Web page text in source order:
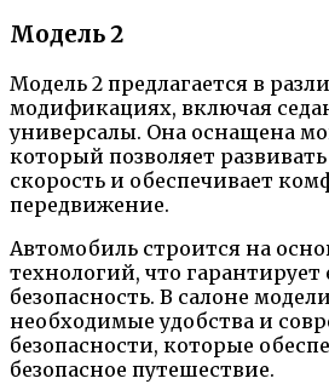
Модель 2
Модель 2 предлагается в
модификациях, включая
универсалы. Она оснащена
который позволяет
скорость и обеспечивает
передвижение.
Автомобиль строится на
технологий, что гарантирует
безопасность. В салоне
необходимые удобства и
безопасности, которые
безопасное путешествие.